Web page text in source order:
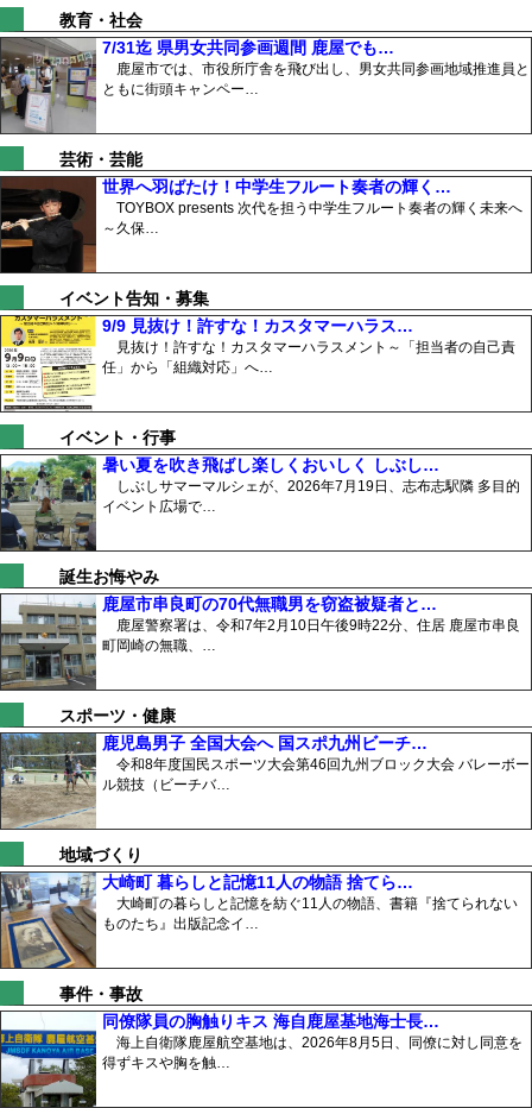
教育・社会
7/31迄 県男女共同参画週間 鹿屋でも…
鹿屋市では、市役所庁舎を飛び出し、男女共同参画地域推進員と
ともに街頭キャンペー…
芸術・芸能
世界へ羽ばたけ！中学生フルート奏者の輝く…
TOYBOX presents 次代を担う中学生フルート奏者の輝く未来へ
～久保…
イベント告知・募集
9/9 見抜け！許すな！カスタマーハラス…
見抜け！許すな！カスタマーハラスメント～「担当者の自己責
任」から「組織対応」へ…
イベント・行事
暑い夏を吹き飛ばし楽しくおいしく しぶし…
しぶしサマーマルシェが、2026年7月19日、志布志駅隣 多目的
イベント広場で…
誕生お悔やみ
鹿屋市串良町の70代無職男を窃盗被疑者と…
鹿屋警察署は、令和7年2月10日午後9時22分、住居 鹿屋市串良
町岡崎の無職、…
スポーツ・健康
鹿児島男子 全国大会へ 国スポ九州ビーチ…
令和8年度国民スポーツ大会第46回九州ブロック大会 バレーボー
ル競技（ビーチバ…
地域づくり
大崎町 暮らしと記憶11人の物語 捨てら…
大崎町の暮らしと記憶を紡ぐ11人の物語、書籍『捨てられない
ものたち』出版記念イ…
事件・事故
同僚隊員の胸触りキス 海自鹿屋基地海士長…
海上自衛隊鹿屋航空基地は、2026年8月5日、同僚に対し同意を
得ずキスや胸を触…